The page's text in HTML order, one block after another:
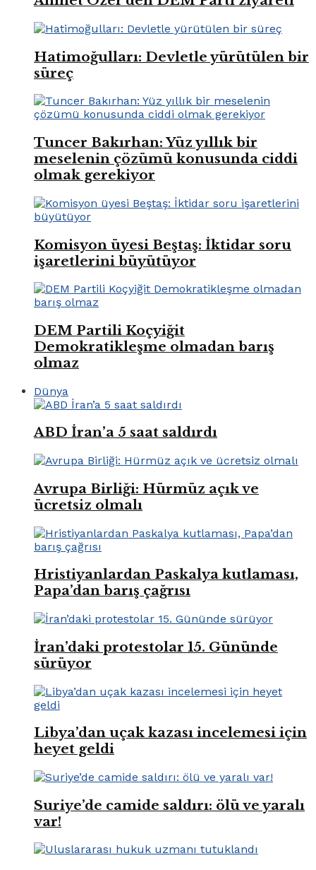
Hatimoğulları: Devletle yürütülen bir
süreç
Tuncer Bakırhan: Yüz yıllık bir
meselenin çözümü konusunda ciddi
olmak gerekiyor
Komisyon üyesi Beştaş: İktidar soru
işaretlerini büyütüyor
DEM Partili Koçyiğit
Demokratikleşme olmadan barış
olmaz
Dünya
ABD İran’a 5 saat saldırdı
Avrupa Birliği: Hürmüz açık ve
ücretsiz olmalı
Hristiyanlardan Paskalya kutlaması,
Papa’dan barış çağrısı
İran’daki protestolar 15. Gününde
sürüyor
Libya’dan uçak kazası incelemesi için
heyet geldi
Suriye’de camide saldırı: ölü ve yaralı
var!